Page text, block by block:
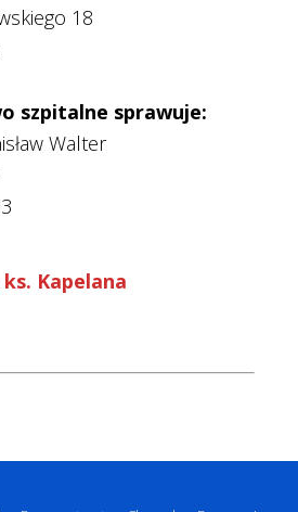
18
szpitalne sprawuje:
Walter
Kapelana